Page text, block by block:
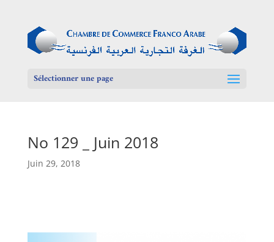
Sélectionner une page
No 129 _ Juin 2018
Juin 29, 2018